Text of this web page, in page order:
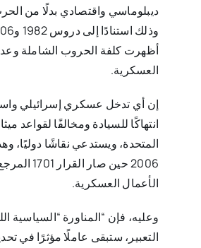
ديبلوماسي واقتصادي بدلًا من
أظهرت كلفة الحروب الشاملة
العسكرية.
إن أي تدخل عسكري إسرائيلي
انتهاكًا للسيادة ومخالفًا لقواعد
المتحدة، ويستدعي نقاشًا دوليًا،
2006 حين صار
الأعمال العسكرية.
وعليه، فإن “المناورة “السياسية
التعبير، ستبقى عاملًا مؤثرًا في